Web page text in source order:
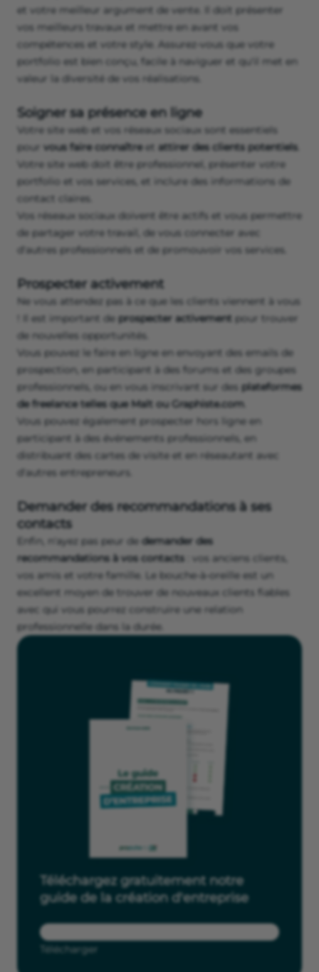
et votre meilleur argument de vente. Il doit présenter
vos meilleurs travaux et mettre en avant vos
compétences et votre style. Assurez-vous que votre
portfolio est bien conçu, facile à naviguer et qu'il met en
valeur la diversité de vos réalisations.
Soigner sa présence en ligne
Votre site web et vos réseaux sociaux sont essentiels
pour vous faire connaîtreet attirer des clients potentiels.
Votre site web doit être professionnel, présenter votre
portfolio et vos services, et inclure des informations de
contact claires.
Vos réseaux sociaux doivent être actifs et vous permettre
de partager votre travail, de vous connecter avec
d'autres professionnels et de promouvoir vos services.
Prospecter activement
Ne vous attendez pas à ce que les clients viennent à vous
! Il est important de prospecter activement pour trouver
de nouvelles opportunités.
Vous pouvez le faire en ligne en envoyant des emails de
prospection, en participant à des forums et des groupes
professionnels, ou en vous inscrivant sur des plateformes
de freelance telles que Malt ou Graphiste.com
Vous pouvez également prospecter hors ligne en
participant à des événements professionnels, en
distribuant des cartes de visite et en réseautant avec
d'autres entrepreneurs.
Demander des recommandations à ses
contacts
Enfin, n'ayez pas peur de demander des
recommandations à vos contacts
: vos anciens clients,
vos amis et votre famille. Le bouche-à-oreille est un
excellent moyen de trouver de nouveaux clients fiables
avec qui vous pourrez construire une relation
professionnelle dans la durée.
Téléchargez gratuitement notre
guide de la création d'entreprise
Télécharger